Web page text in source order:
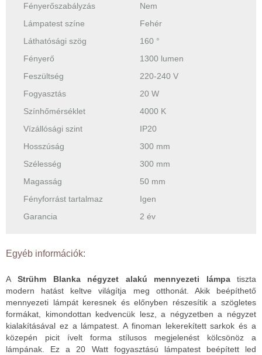
Fényerőszabályzás
Nem
Lámpatest színe
Fehér
Láthatósági szög
160 °
Fényerő
1300 lumen
Feszültség
220-240 V
Fogyasztás
20 W
Színhőmérséklet
4000 K
Vízállósági szint
IP20
Hosszúság
300 mm
Szélesség
300 mm
Magasság
50 mm
Fényforrást tartalmaz
Igen
Garancia
2 év
Egyéb információk:
A Strühm Blanka négyzet alakú mennyezeti lámpatiszta
modern hatást keltve világítja meg otthonát. Akik beépíthető
mennyezeti lámpát keresnek és előnyben részesítik a szögletes
formákat, kimondottan kedvencük lesz, a négyzetben a négyzet
kialakításával ez a lámpatest. A finoman lekerekített sarkok és a
közepén picit ívelt forma stílusos megjelenést kölcsönöz a
lámpának. Ez a 20 Watt fogyasztású lámpatest beépített led